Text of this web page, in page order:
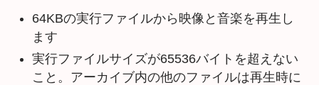
64KBの実行ファイルから映像と音楽を再生し
ます
実行ファイルサイズが65536バイトを超えない
こと。アーカイブ内の他のファイルは再生時に